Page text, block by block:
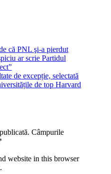
că PNL şi-a pierdut
ar scrie Partidul
de excepție, selectată
de top Harvard
Câmpurile
website in this browser